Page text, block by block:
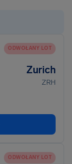
ODWOŁANY LOT
Zurich
ZRH
ODWOŁANY LOT